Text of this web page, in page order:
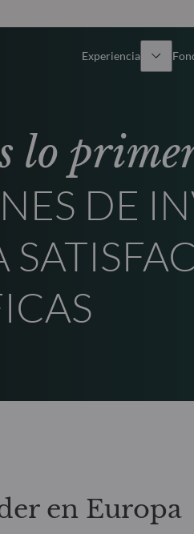
Experiencia
Renta variable
Renta Fija
Multiactivos
Activos privados
Selección de
Fondos White
Cómo
lo
DE
en Europa